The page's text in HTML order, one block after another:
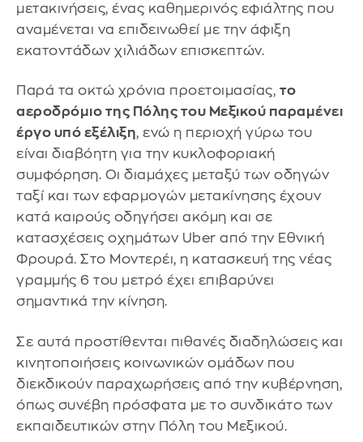
μετακινήσεις, ένας καθημερινός εφιάλτης που
αναμένεται να επιδεινωθεί με την άφιξη
εκατοντάδων χιλιάδων επισκεπτών.
Παρά τα οκτώ χρόνια προετοιμασίας, το
αεροδρόμιο της Πόλης του Μεξικού παραμένει
έργο υπό εξέλιξη, ενώ η περιοχή γύρω του
είναι διαβόητη για την κυκλοφοριακή
συμφόρηση. Οι διαμάχες μεταξύ των οδηγών
ταξί και των εφαρμογών μετακίνησης έχουν
κατά καιρούς οδηγήσει ακόμη και σε
κατασχέσεις οχημάτων Uber από την Εθνική
Φρουρά. Στο Μοντερέι, η κατασκευή της νέας
γραμμής 6 του μετρό έχει επιβαρύνει
σημαντικά την κίνηση.
Σε αυτά προστίθενται πιθανές διαδηλώσεις και
κινητοποιήσεις κοινωνικών ομάδων που
διεκδικούν παραχωρήσεις από την κυβέρνηση,
όπως συνέβη πρόσφατα με το συνδικάτο των
εκπαιδευτικών στην Πόλη του Μεξικού.